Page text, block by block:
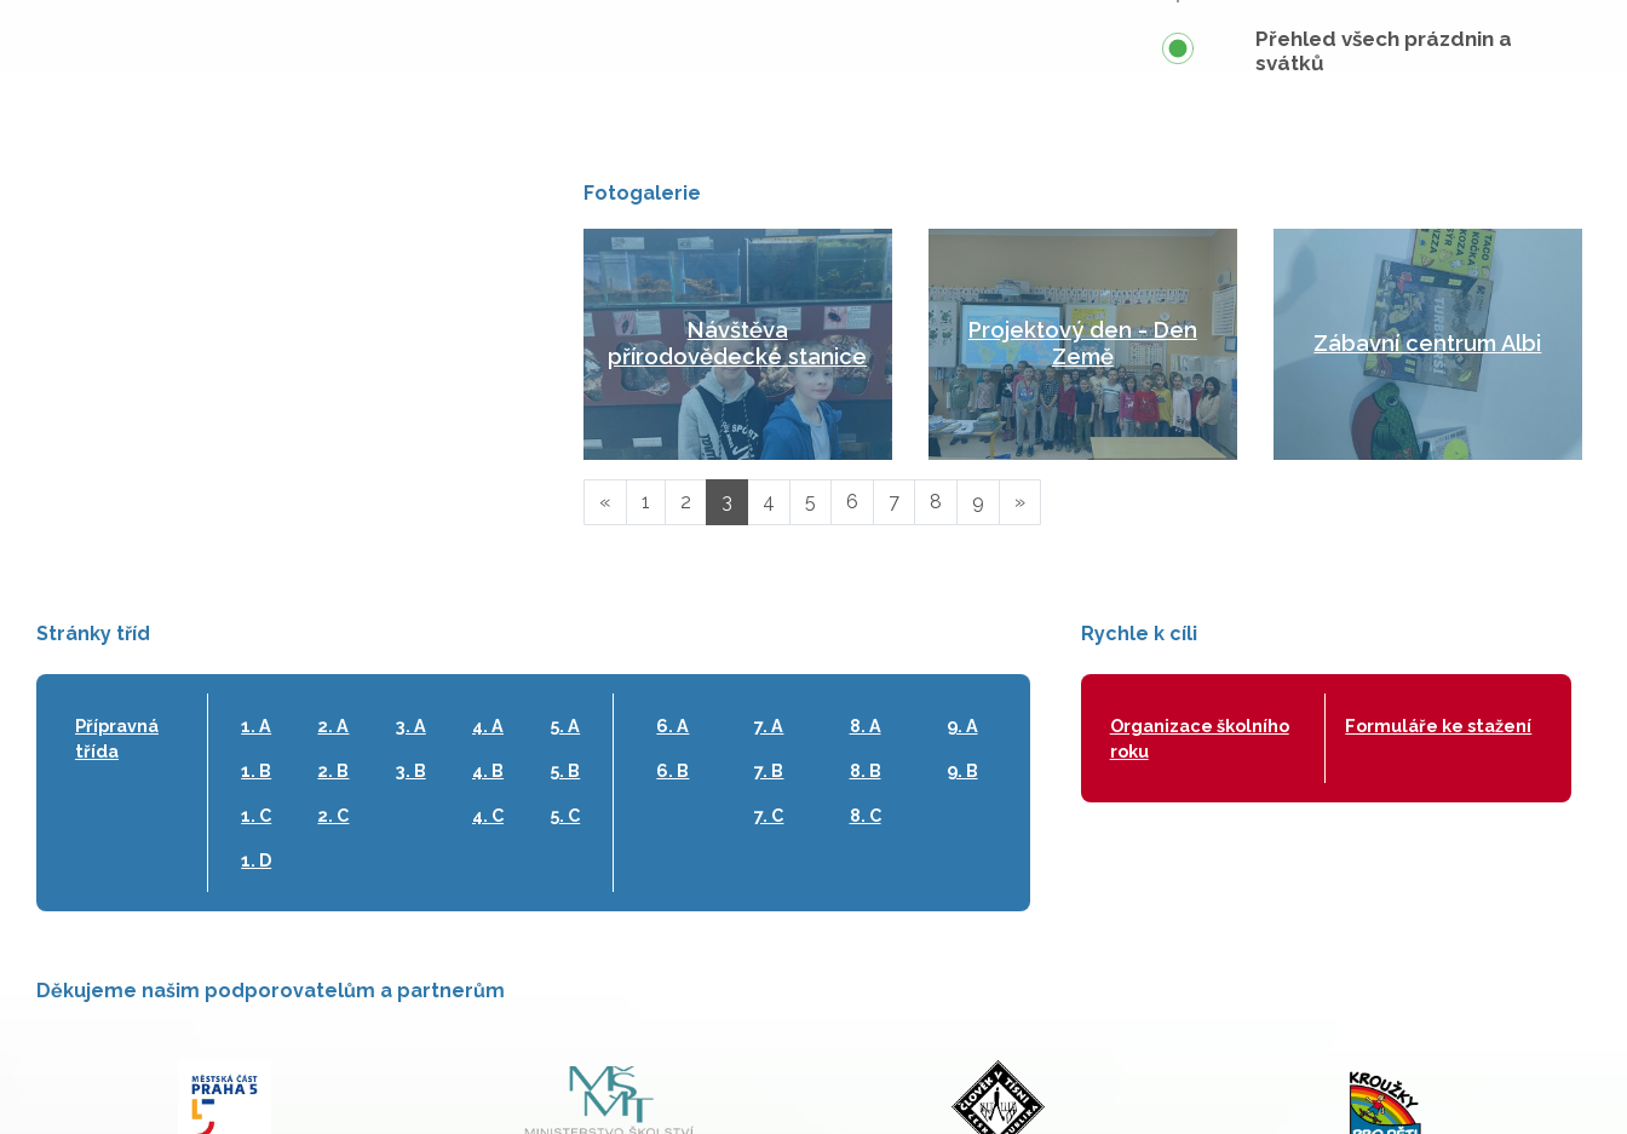
Přehled všech prázdnin a
svátků
Fotogalerie
Návštěva
přírodovědecké stanice
Projektový den - Den
Země
Zábavní centrum Albi
« 1 2 3 4 5 6 7 8 9 »
Stránky tříd
Přípravná
třída
1. A
1. B
1. C
1. D
2. A
2. B
2. C
3. A
3. B
4. A
4. B
4. C
5. A
5. B
5. C
6. A
6. B
7. A
7. B
7. C
8. A
8. B
8. C
9. A
9. B
Rychle k cíli
Organizace školního
roku
Formuláře ke stažení
Děkujeme našim podporovatelům a partnerům